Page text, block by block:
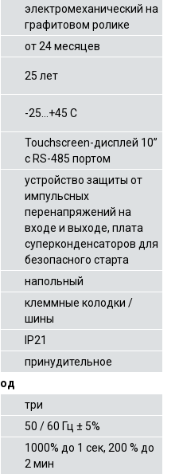
электромеханический на
графитовом ролике
от 24 месяцев
25 лет
-25…+45 С
Touchscreen-дисплей 10”
с RS-485 портом
устройство защиты от
импульсных
перенапряжений на
входе и выходе, плата
суперконденсаторов для
безопасного старта
напольный
клеммные колодки /
шины
IP21
принудительное
три
50 / 60 Гц ± 5%
1000% до 1 сек, 200 % до
2 мин